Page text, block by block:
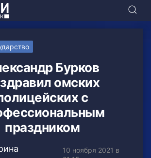
Бурков
омских
с
праздником
10 ноября 2021 в